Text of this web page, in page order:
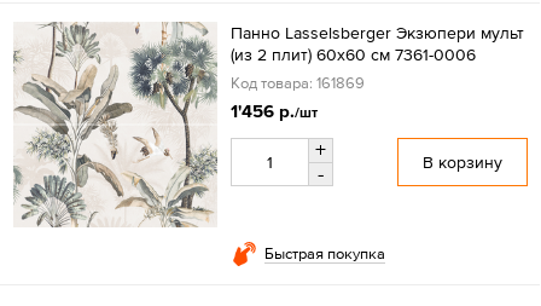
Панно Lasselsberger Экзюпери мульт
(из 2 плит) 60x60 см 7361-0006
Код товара: 161869
1'456 р./шт
+
-
В корзину
Быстрая покупка